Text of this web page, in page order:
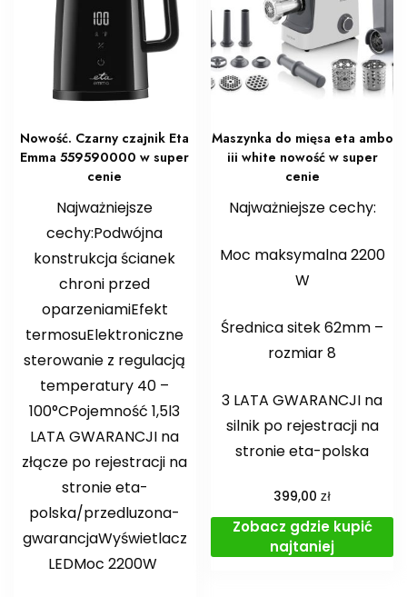
Nowość. Czarny czajnik Eta
Emma 559590000 w super
cenie
Najważniejsze
cechy:Podwójna
konstrukcja ścianek
chroni przed
oparzeniamiEfekt
termosuElektroniczne
sterowanie z regulacją
temperatury 40 –
100°CPojemność 1,5l3
LATA GWARANCJI na
złącze po rejestracji na
stronie eta-
polska/przedluzona-
gwarancjaWyświetlacz
LEDMoc 2200W
Maszynka do mięsa eta ambo
iii white nowość w super
cenie
Najważniejsze cechy:
Moc maksymalna 2200
W
Średnica sitek 62mm –
rozmiar 8
3 LATA GWARANCJI na
silnik po rejestracji na
stronie eta-polska
399,00zł
Zobacz gdzie kupić
najtaniej